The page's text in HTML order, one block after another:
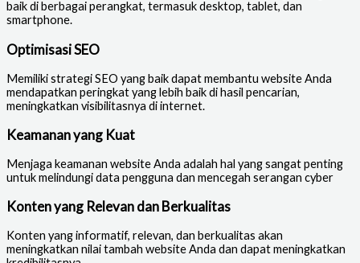
baik di berbagai perangkat, termasuk desktop, tablet, dan
smartphone.
Optimisasi SEO
Memiliki strategi SEO yang baik dapat membantu website Anda
mendapatkan peringkat yang lebih baik di hasil pencarian,
meningkatkan visibilitasnya di internet.
Keamanan yang Kuat
Menjaga keamanan website Anda adalah hal yang sangat penting
untuk melindungi data pengguna dan mencegah serangan cyber
Konten yang Relevan dan Berkualitas
Konten yang informatif, relevan, dan berkualitas akan
meningkatkan nilai tambah website Anda dan dapat meningkatkan